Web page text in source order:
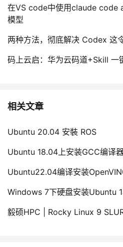
在VS code中使用claude code
模型
两种方法，彻底解决 Codex 这
码上云启：华为云码道+Skill 一
相关文章
Ubuntu 20.04 安裝 ROS
Ubuntu 18.04上安装GCC编译
Ubuntu22.04编译安装
Windows 7下硬盘安装Ubuntu
毅硕HPC | Rocky Linux 9